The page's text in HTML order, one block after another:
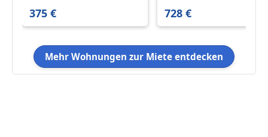
375 € 728 €
Mehr Wohnungen zur Miete entdecken